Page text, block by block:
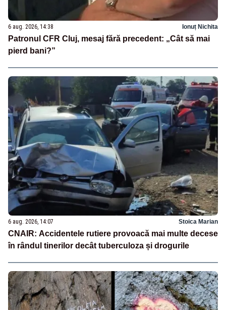
6 aug. 2026, 14:38 Ionuț Nichita
Patronul CFR Cluj, mesaj fără precedent: „Cât să mai
pierd bani?”
6 aug. 2026, 14:07 Stoica Marian
CNAIR: Accidentele rutiere provoacă mai multe decese
în rândul tinerilor decât tuberculoza și drogurile